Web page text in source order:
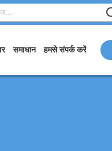
समाधान हमसे संपर्क करें